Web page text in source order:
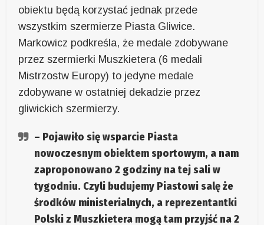
obiektu będą korzystać jednak przede
wszystkim szermierze Piasta Gliwice.
Markowicz podkreśla, że medale zdobywane
przez szermierki Muszkietera (6 medali
Mistrzostw Europy) to jedyne medale
zdobywane w ostatniej dekadzie przez
gliwickich szermierzy.
– Pojawiło się wsparcie Piasta
nowoczesnym obiektem sportowym, a nam
zaproponowano 2 godziny na tej sali w
tygodniu. Czyli budujemy Piastowi salę że
środków ministerialnych, a reprezentantki
Polski z Muszkietera mogą tam przyjść na 2